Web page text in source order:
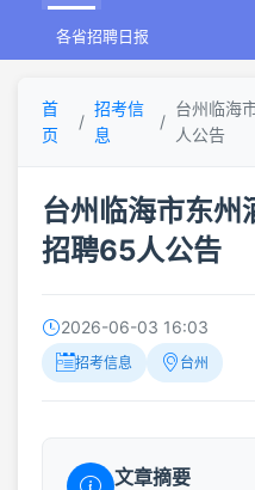
各省招聘日报
首
页
招考信
息
台州临海
人公告
台州临海市东州
招聘65人公告
2026-06-03 16:03
招考信息 台州
文章摘要